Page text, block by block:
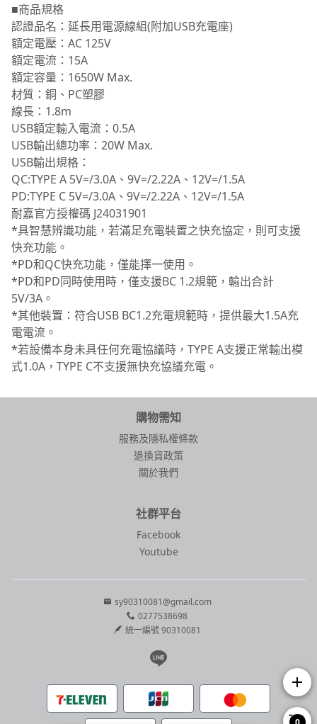
■商品規格
認證品名：延長用電源線組(附加USB充電座)
額定電壓：AC 125V
額定電流：15A
額定容量：1650W Max.
材質：銅、PC塑膠
線長：1.8m
USB額定輸入電流：0.5A
USB輸出總功率：20W Max.
USB輸出規格：
QC:TYPE A 5V=/3.0A、9V=/2.22A、12V=/1.5A
PD:TYPE C 5V=/3.0A、9V=/2.22A、12V=/1.5A
耐嘉官方授權碼 J24031901
*具智慧辨識功能，若滿足充電裝置之快充協定，則可支援
快充功能。
*PD和QC快充功能，僅能擇一使用。
*PD和PD同時使用時，僅支援BC 1.2規範，輸出合計
5V/3A。
*其他裝置：符合USB BC1.2充電規範時，提供最大1.5A充
電電流。
*若設備本身未具任何充電協議時，TYPE A支援正常輸出模
式1.0A，TYPE C不支援無快充協議充電。
購物需知
服務及隱私權條款
退換貨政策
關於我們
社群平台
Facebook
Youtube
sy90310081@gmail.com
0277538698
統一編號 90310081
Line page
add